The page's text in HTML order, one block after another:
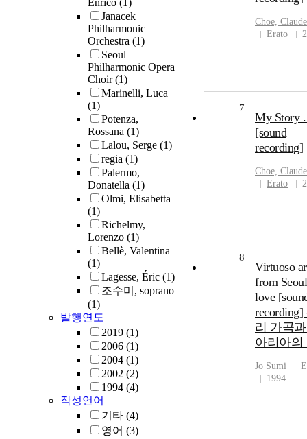
Enrico (1)
Janacek
Philharmonic
Orchestra (1)
Seoul
Philharmonic Opera
Choir(1)
Marinelli, Luca
(1)
Potenza,
Rossana (1)
Lalou, Serge (1)
regia (1)
Palermo,
Donatella (1)
Olmi, Elisabetta
(1)
Richelmy,
Lorenzo (1)
Bellè, Valentina
(1)
Lagesse, Éric (1)
조수미, soprano
(1)
발행연도
2019 (1)
2006 (1)
2004 (1)
2002 (2)
1994 (4)
작성언어
기타 (4)
영어 (3)
Choe, Claude
Erato
7
My Story
[sound
recording]
Choe, Claude
Erato
8
Virtuoso
from
love
recording]
리 가곡
아리아의
Jo Sumi
1994